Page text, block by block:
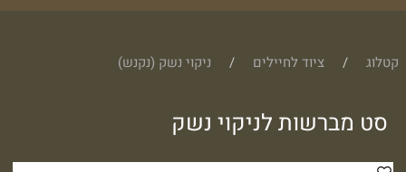
קטלוג / ציוד לחיילים / ניקוי נשק (נקנש)
סט מברשות לניקוי נשק